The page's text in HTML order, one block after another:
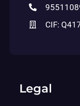
CIF:
Legal